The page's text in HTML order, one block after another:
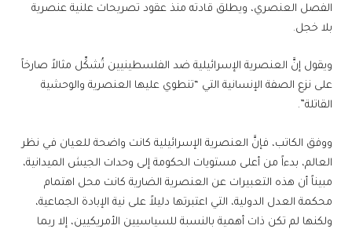
الفصل العنصري، ويطلق قادته منذ عقود تصريحات علنية عنصرية
بلا خجل.
ويقول إنَّ العنصرية الإسرائيلية ضد الفلسطينيين تُشكِّل مثالاً صارخاً
على نزع الصفة الإنسانية التي “تنطوي عليها العنصرية والوحشية
القاتلة”.
ووفق الكاتب، فإنَّ العنصرية الإسرائيلية كانت واضحة للعيان في نظر
العالم، بدءاً من أعلى مستويات الحكومة إلى وحدات الجيش الميدانية،
مبيناً أن هذه التعبيرات عن العنصرية الضارية كانت محل اهتمام
محكمة العدل الدولية، التي اعتبرتها دليلاً على نية الإبادة الجماعية،
ولكنها لم تكن ذات أهمية بالنسبة للسياسيين الأمريكيين، إلا ربما